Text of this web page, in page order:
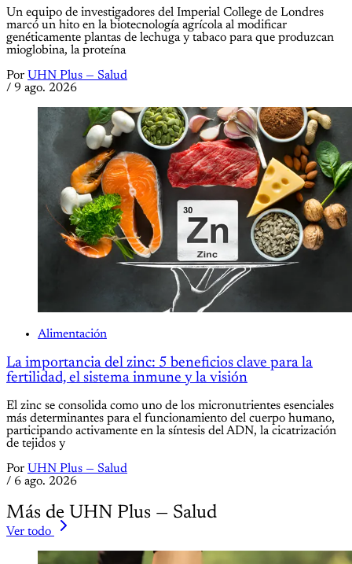
Un equipo de investigadores del Imperial College de Londres
marcó un hito en la biotecnología agrícola al modificar
genéticamente plantas de lechuga y tabaco para que produzcan
mioglobina, la proteína
Por UHN Plus — Salud
/ 9 ago. 2026
Alimentación
La importancia del zinc: 5 beneficios clave para la
fertilidad, el sistema inmune y la visión
El zinc se consolida como uno de los micronutrientes esenciales
más determinantes para el funcionamiento del cuerpo humano,
participando activamente en la síntesis del ADN, la cicatrización
de tejidos y
Por UHN Plus — Salud
/ 6 ago. 2026
Más de UHN Plus — Salud
Ver todo